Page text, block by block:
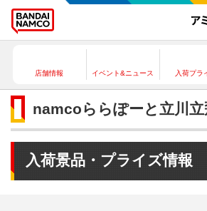
店舗情報 イベント&ニュース 入荷プラ
namcoららぽーと立川立
入荷景品・プライズ情報